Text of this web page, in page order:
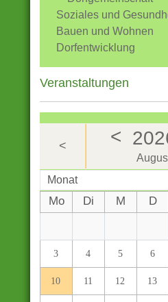
Soziales und
Bauen und Wohnen
Dorfentwicklung
Veranstaltungen
< <
Monat
Mo Di M D
3 4 5 6
10 11 12 13